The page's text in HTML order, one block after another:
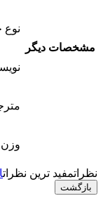
مشخصات دیگر
نوع
وزن
نظراتمفید ترین نظرات
بازگشت